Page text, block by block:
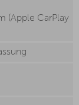
(Apple CarPlay